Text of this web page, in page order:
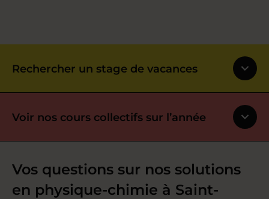
Rechercher un stage de vacances
Voir nos cours collectifs sur l’année
Vos questions sur nos solutions
en physique-chimie à Saint-